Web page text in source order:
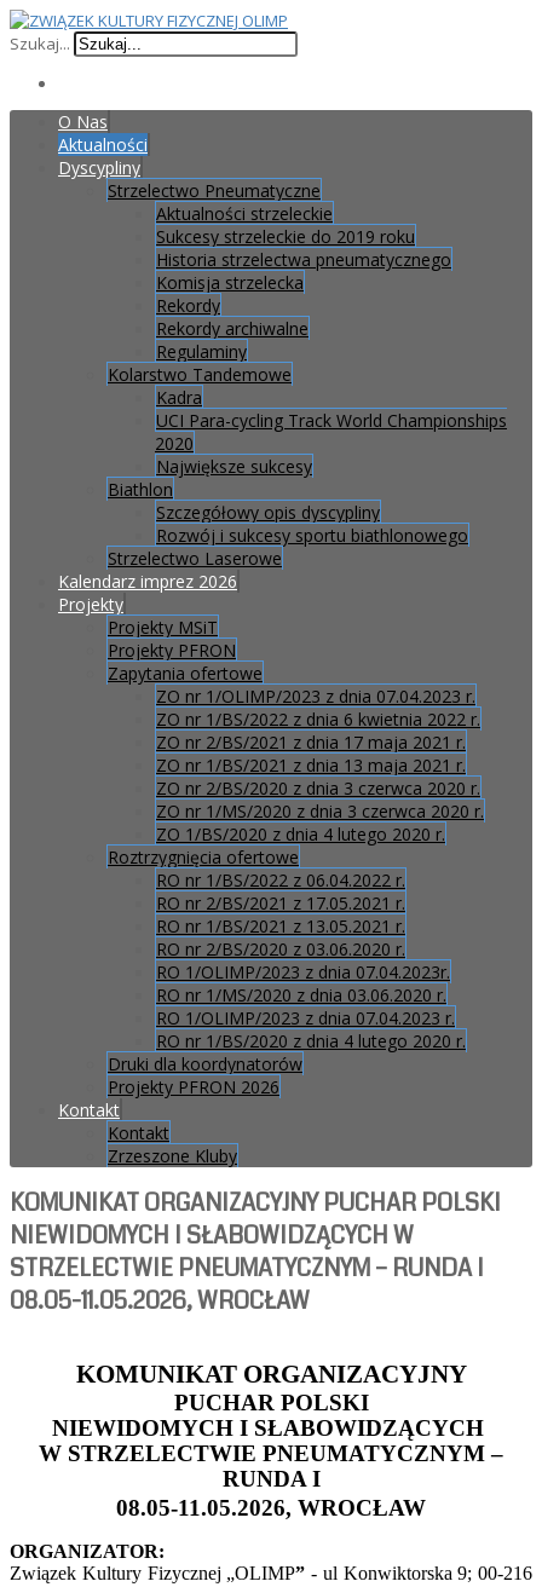
Szukaj...
O Nas
Aktualności
Dyscypliny
Strzelectwo Pneumatyczne
Aktualności strzeleckie
Sukcesy strzeleckie do 2019 roku
Historia strzelectwa pneumatycznego
Komisja strzelecka
Rekordy
Rekordy archiwalne
Regulaminy
Kolarstwo Tandemowe
Kadra
UCI Para-cycling Track World Championships
2020
Największe sukcesy
Biathlon
Szczegółowy opis dyscypliny
Rozwój i sukcesy sportu biathlonowego
Strzelectwo Laserowe
Kalendarz imprez 2026
Projekty
Projekty MSiT
Projekty PFRON
Zapytania ofertowe
ZO nr 1/OLIMP/2023 z dnia 07.04.2023 r.
ZO nr 1/BS/2022 z dnia 6 kwietnia 2022 r.
ZO nr 2/BS/2021 z dnia 17 maja 2021 r.
ZO nr 1/BS/2021 z dnia 13 maja 2021 r.
ZO nr 2/BS/2020 z dnia 3 czerwca 2020 r.
ZO nr 1/MS/2020 z dnia 3 czerwca 2020 r.
ZO 1/BS/2020 z dnia 4 lutego 2020 r.
Roztrzygnięcia ofertowe
RO nr 1/BS/2022 z 06.04.2022 r.
RO nr 2/BS/2021 z 17.05.2021 r.
RO nr 1/BS/2021 z 13.05.2021 r.
RO nr 2/BS/2020 z 03.06.2020 r.
RO 1/OLIMP/2023 z dnia 07.04.2023r.
RO nr 1/MS/2020 z dnia 03.06.2020 r.
RO 1/OLIMP/2023 z dnia 07.04.2023 r.
RO nr 1/BS/2020 z dnia 4 lutego 2020 r.
Druki dla koordynatorów
Projekty PFRON 2026
Kontakt
Kontakt
Zrzeszone Kluby
KOMUNIKAT ORGANIZACYJNY PUCHAR POLSKI
NIEWIDOMYCH I SŁABOWIDZĄCYCH W
STRZELECTWIE PNEUMATYCZNYM – RUNDA I
08.05-11.05.2026, WROCŁAW
KOMUNIKAT ORGANIZACYJNY
PUCHAR POLSKI
NIEWIDOMYCH I SŁABOWIDZĄCYCH
W STRZELECTWIE PNEUMATYCZNYM –
RUNDA I
08.05-11.05.2026, WROCŁAW
ORGANIZATOR:
Związek Kultury Fizycznej „OLIMP” - ul Konwiktorska 9; 00-216